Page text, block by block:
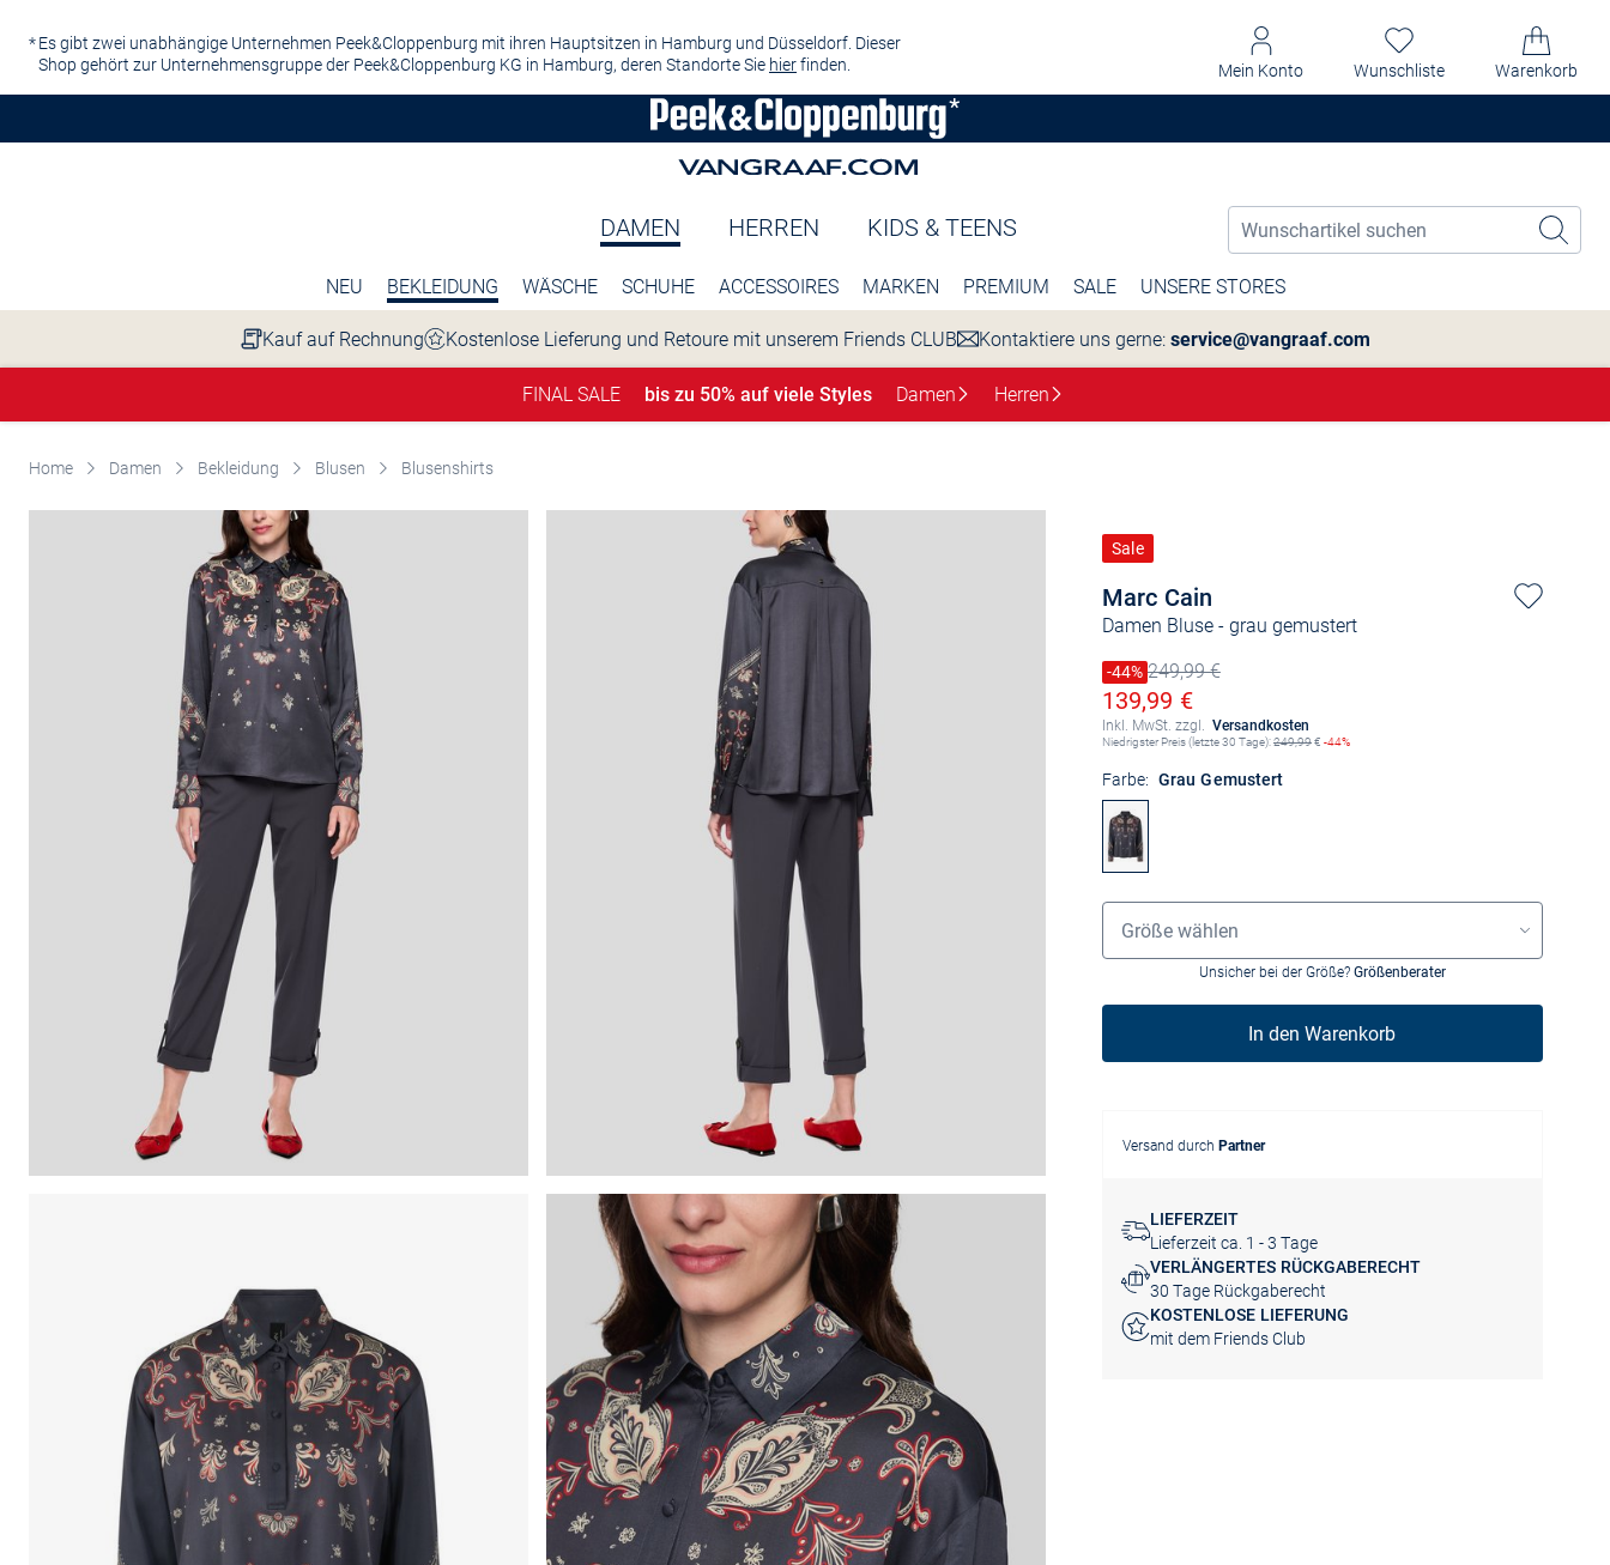
Es gibt zwei unabhängige Unternehmen Peek&Cloppenburg mit ihren Hauptsitzen in Hamburg und Düsseldorf. Dieser
Shop gehört zur Unternehmensgruppe der Peek&Cloppenburg KG in Hamburg, deren Standorte Sie hierfinden. Mein Konto Wunschliste Warenkorb
DAMEN HERREN KIDS & TEENS
NEU BEKLEIDUNG WÄSCHE SCHUHE ACCESSOIRES MARKEN PREMIUM SALE UNSERE STORES
Kauf auf Rechnung Kostenlose Lieferung und Retoure mit unserem Friends CLUB Kontaktiere uns gerne: service@vangraaf.com
FINAL SALE bis zu 50% auf viele Styles Damen Herren
Home Damen Bekleidung Blusen Blusenshirts
Marc Cain
Damen Bluse- grau gemustert
Sale
Preis reduziert um
-44%
Alter Preis249,99 €
Ermäßigter Preis
139,99 €
Inkl. MwSt. zzgl. Versandkosten
Niedrigster Preis (letzte 30 Tage):249,99€ -44%
Farbe: Grau Gemustert
Grössenauswahl
Größe wählen
Unsicher bei der Größe? Größenberater
In den Warenkorb
Versand durch Partner
LIEFERZEIT
Lieferzeit ca. 1 - 3 Tage
VERLÄNGERTES RÜCKGABERECHT
30 Tage Rückgaberecht
KOSTENLOSE LIEFERUNG
mit dem Friends Club